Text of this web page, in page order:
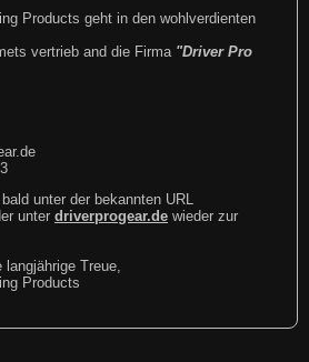
Products geht in den wohlverdienten
vertrieb and die Firma "Driver Pro
unter der bekannten URL
unter driverprogear.de wieder zur
Treue,
Products